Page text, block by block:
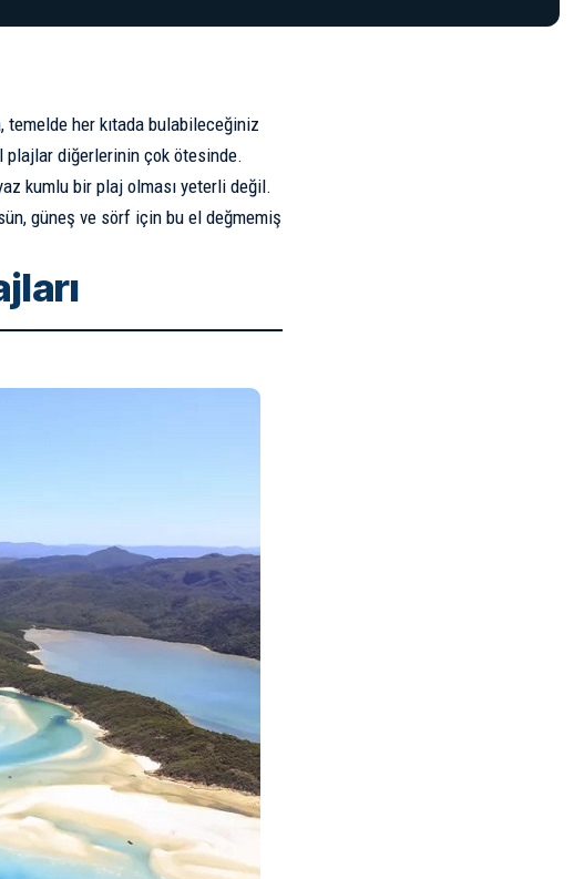
, temelde her kıtada bulabileceğiniz
plajlar diğerlerinin çok ötesinde.
kumlu bir plaj olması yeterli değil.
güneş ve sörf için bu el değmemiş